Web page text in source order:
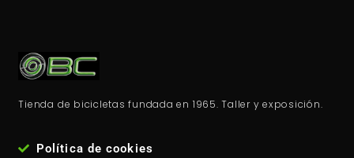
Tienda de bicicletas fundada en 1965. Taller y exposición.
Política de cookies